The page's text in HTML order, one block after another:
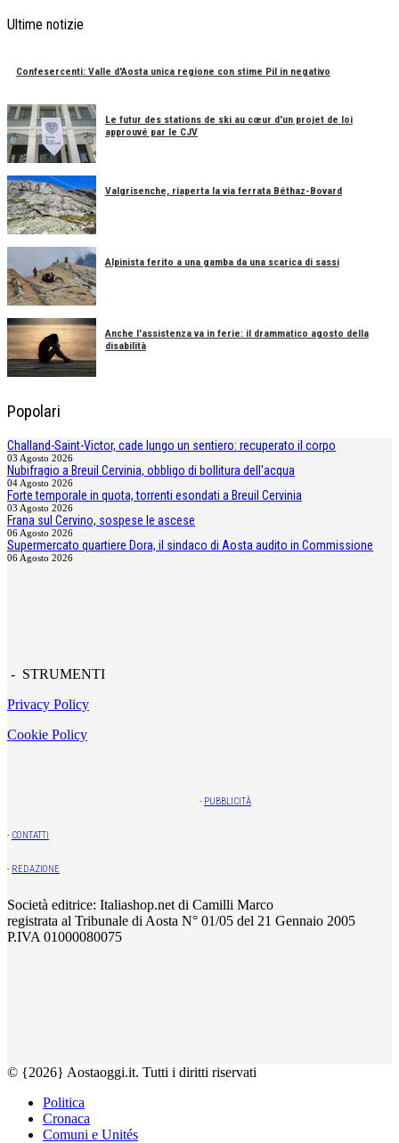
Ultime notizie
Confesercenti: Valle d'Aosta unica regione con stime Pil in negativo
Le futur des stations de ski au cœur d'un projet de loi
approuvé par le CJV
Valgrisenche, riaperta la via ferrata Béthaz-Bovard
Alpinista ferito a una gamba da una scarica di sassi
Anche l'assistenza va in ferie: il drammatico agosto della
disabilità
Popolari
Challand-Saint-Victor, cade lungo un sentiero: recuperato il corpo
03 Agosto 2026
Nubifragio a Breuil Cervinia, obbligo di bollitura dell'acqua
04 Agosto 2026
Forte temporale in quota, torrenti esondati a Breuil Cervinia
03 Agosto 2026
Frana sul Cervino, sospese le ascese
06 Agosto 2026
Supermercato quartiere Dora, il sindaco di Aosta audito in Commissione
06 Agosto 2026
- STRUMENTI
Privacy Policy
Cookie Policy
- PUBBLICITÀ
- CONTATTI
- REDAZIONE
Società editrice: Italiashop.net di Camilli Marco
registrata al Tribunale di Aosta N° 01/05 del 21 Gennaio 2005
P.IVA 01000080075
© {2026} Aostaoggi.it. Tutti i diritti riservati
Politica
Cronaca
Comuni e Unités